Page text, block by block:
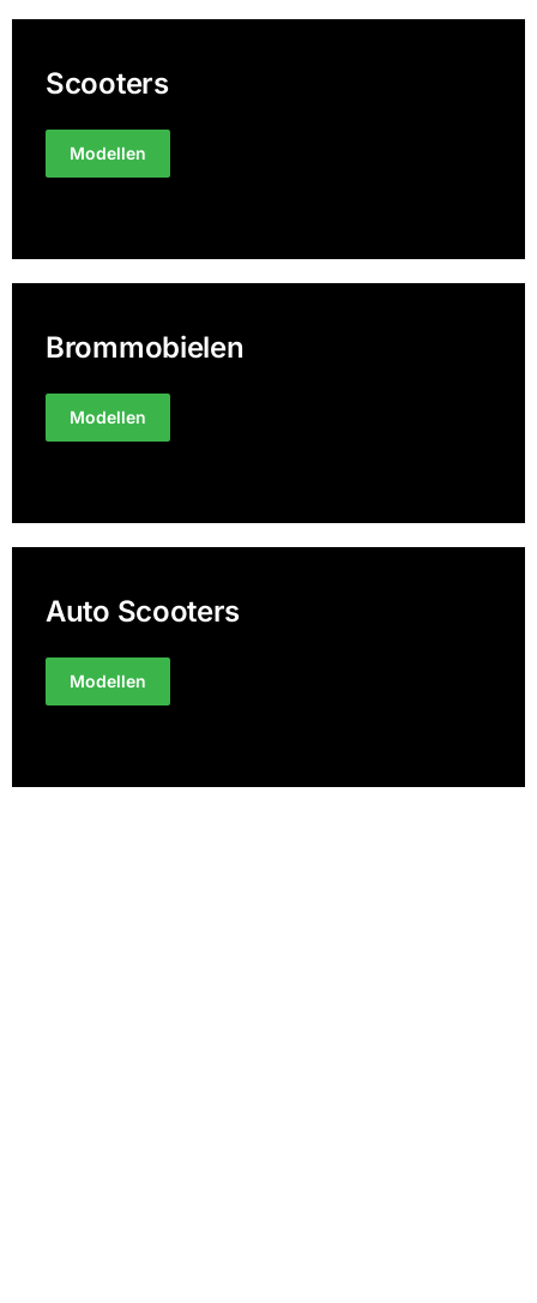
Scooters
Modellen
Brommobielen
Modellen
Auto Scooters
Modellen